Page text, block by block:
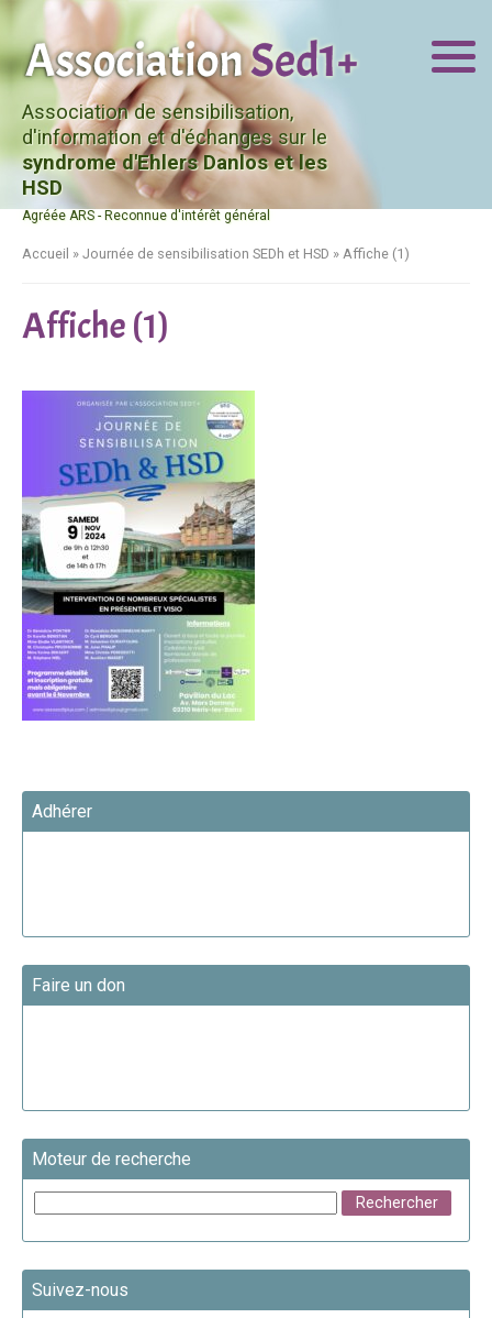
Association de sensibilisation,
d'information et d'échanges sur le
syndrome d'Ehlers Danlos et les
HSD
Agréée ARS - Reconnue d'intérêt général
Accueil » Journée de sensibilisation SEDh et HSD » Affiche (1)
Affiche (1)
Adhérer
Faire un don
Moteur de recherche
Suivez-nous